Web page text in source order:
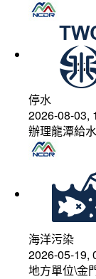
停水
2026-08-03,
辦理龍潭給
海洋污染
2026-05-19,
地方單位\金